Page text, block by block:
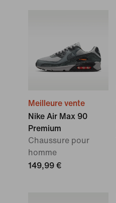
Meilleure vente
Nike Air Max 90
Premium
Chaussure pour
homme
149,99 €